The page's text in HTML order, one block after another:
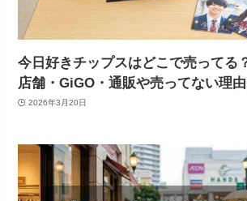
今日好きチップスはどこで売ってる
店舗・GiGO・通販や売ってない理由
2026年3月20日